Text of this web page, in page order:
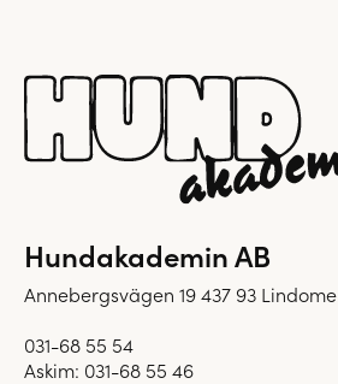
Hundakademin AB
Annebergsvägen 19 437 93 Lindome
031-68 55 54
Askim: 031-68 55 46